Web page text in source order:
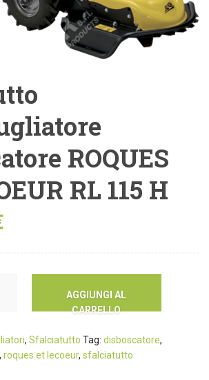
ROQUES
RL 115 H
AGGIUNGI AL
CARRELLO
, Sfalciatutto Tag: disboscatore,
, roques et lecoeur, sfalciatutto